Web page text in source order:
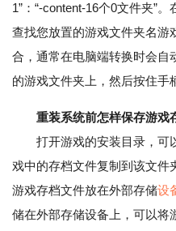
1”：“-content-16个0文件夹”
查找您放置的游戏文件夹名游
合，通常在电脑端转换时会自
的游戏文件夹上，然后按住手
重装系统前怎样保存游戏
打开游戏的安装目录，可
戏中的存档文件复制到该文件
游戏存档文件放在外部存储设
储在外部存储设备上，可以将